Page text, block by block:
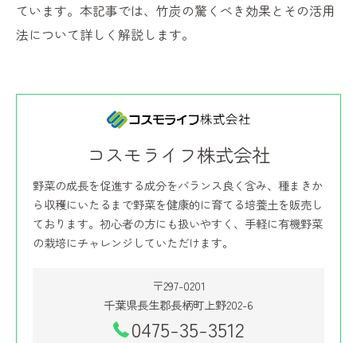
ています。本記事では、竹炭の驚くべき効果とその活用
法について詳しく解説します。
コスモライフ株式会社
野菜の成長を促進する成分をバランス良く含み、種まきか
ら収穫にいたるまで野菜を健康的に育てる培養土を販売し
ております。初心者の方にも扱いやすく、手軽に有機野菜
の栽培にチャレンジしていただけます。
〒297-0201
千葉県長生郡長柄町上野202-6
0475-35-3512